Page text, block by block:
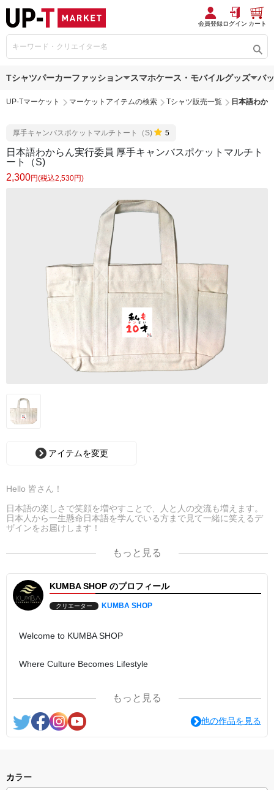
会員登録ログイン カート
Tシャツパーカーファッション スマホケース・モバイルグッズ バ
UP-Tマーケット マーケットアイテムの検索 Tシャツ販売一覧 日本語わか
厚手キャンバスポケットマルチトート（S) 5
日本語わからん実行委員 厚手キャンバスポケットマルチト
ート（S)
2,300円(税込2,530円)
アイテムを変更
Hello 皆さん！
日本語の楽しさで笑顔を増やすことで、人と人の交流も増えます。
日本人から一生懸命日本語を学んでいる方まで見て一緒に笑えるデ
ザインをお届けします！
皆で日本語わからん実行委員になりましょう！
もっと見る
KUMBA SHOP のプロフィール
クリエーター KUMBA SHOP
Welcome to KUMBA SHOP
Where Culture Becomes Lifestyle
KUMBA SHOP is more than a clothing brand.
It is a collection of stories, cultures, and experiences brought
together through thoughtful design. Every piece reflects our
world.
もっと見る
他の作品を見る
カラー